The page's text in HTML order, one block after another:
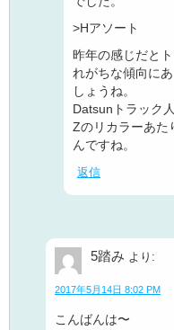
>Hアソート
昨年の感じだと
れがちな傾向に
しょうね。
Datsunトラック
Zのリカラーあた
んですね。
返信
5踏み より:
2017年5月14日 8:02 PM
こんばんは〜